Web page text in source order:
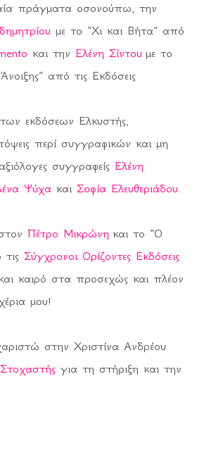
πράγματα οσονούπω, την
με το “Χι και Βήτα” από
και την Ελένη Σίντου με το
από τις Εκδόσεις
εκδόσεων Ελκυστής,
περί συγγραφικών και μη
συγγραφείς Ελένη
Ψύχα και Σοφία Ελευθεριάδου.
Πέτρο Μικρώνη και το “Ο
Σύγχρονοι Ορίζοντες Εκδόσεις
καιρό στα προσεχώς και πλέον
μου!
στην Χριστίνα Ανδρέου
για τη στήριξη και την